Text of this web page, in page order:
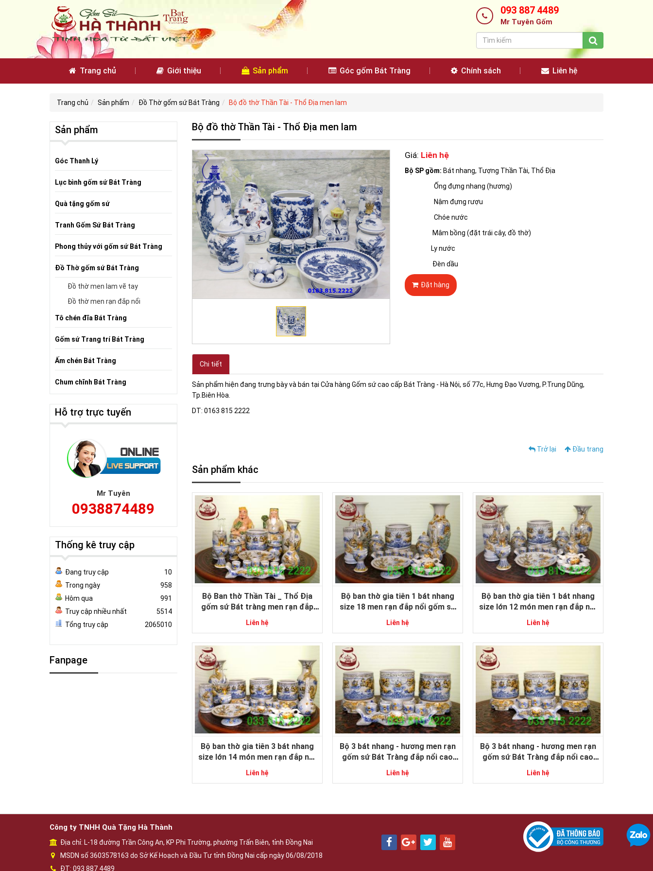
093 887 4489
Mr Tuyên Gốm
Trang chủ Giới thiệu Sản phẩm Góc gốm Bát Tràng Chính sách Liên hệ
Trang chủ Sản phẩm Đồ Thờ gốm sứ Bát Tràng Bộ đồ thờ Thần Tài - Thổ Địa men lam
Bộ đồ thờ Thần Tài - Thổ Địa men lam
Giá: Liên hệ
Bộ SP gồm: Bát nhang, Tượng Thần Tài, Thổ Địa
Ống đựng nhang (hương)
Nậm đựng rượu
Chóe nước
Mâm bồng (đặt trái cây, đồ thờ)
Ly nước
Đèn dầu
Đặt hàng
Chi tiết
Sản phẩm hiện đang trưng bày và bán tại Cửa hàng Gốm sứ cao cấp Bát Tràng - Hà Nội, số 77c, Hưng Đạo Vương, P.Trung Dũng,
Tp.Biên Hòa.
DT: 0163 815 2222
Trở lại Đầu trang
Sản phẩm khác
Bộ Ban thờ Thần Tài _ Thổ Địa
gốm sứ Bát tràng men rạn đắp
nổi cao cấp 12 món size trung
Liên hệ
Bộ ban thờ gia tiên 1 bát nhang
size 18 men rạn đắp nổi gốm sứ
Bát Tràng cao cấp
Liên hệ
Bộ ban thờ gia tiên 1 bát nhang
size lớn 12 món men rạn đắp nổi
gốm sứ Bát Tràng cao cấp
Liên hệ
Bộ ban thờ gia tiên 3 bát nhang
size lớn 14 món men rạn đắp nổi
gốm sứ Bát Tràng cao cấp
Liên hệ
Bộ 3 bát nhang - hương men rạn
gốm sứ Bát Tràng đắp nổi cao
cấp size 18-20cm
Liên hệ
Bộ 3 bát nhang - hương men rạn
gốm sứ Bát Tràng đắp nổi cao
cấp 16-18
Liên hệ
Sản phẩm
Góc Thanh Lý
Lục bình gốm sứ Bát Tràng
Quà tặng gốm sứ
Tranh Gốm Sứ Bát Tràng
Phong thủy với gốm sứ Bát Tràng
Đồ Thờ gốm sứ Bát Tràng
Đồ thờ men lam vẽ tay
Đồ thờ men rạn đắp nổi
Tô chén đĩa Bát Tràng
Gốm sứ Trang trí Bát Tràng
Ấm chén Bát Tràng
Chum chĩnh Bát Tràng
Hỗ trợ trực tuyến
Mr Tuyên
0938874489
Thống kê truy cập
Đang truy cập
10
Trong ngày
958
Hôm qua
991
Truy cập nhiều nhất
5514
Tổng truy cập
2065010
Fanpage
Công ty TNHH Quà Tặng Hà Thành
Địa chỉ: L-18 đường Trần Công An, KP Phi Trường, phường Trấn Biên, tỉnh Đồng Nai
MSDN số 3603578163 do Sở Kế Hoạch và Đầu Tư tỉnh Đồng Nai cấp ngày 06/08/2018
ĐT: 093 887 4489